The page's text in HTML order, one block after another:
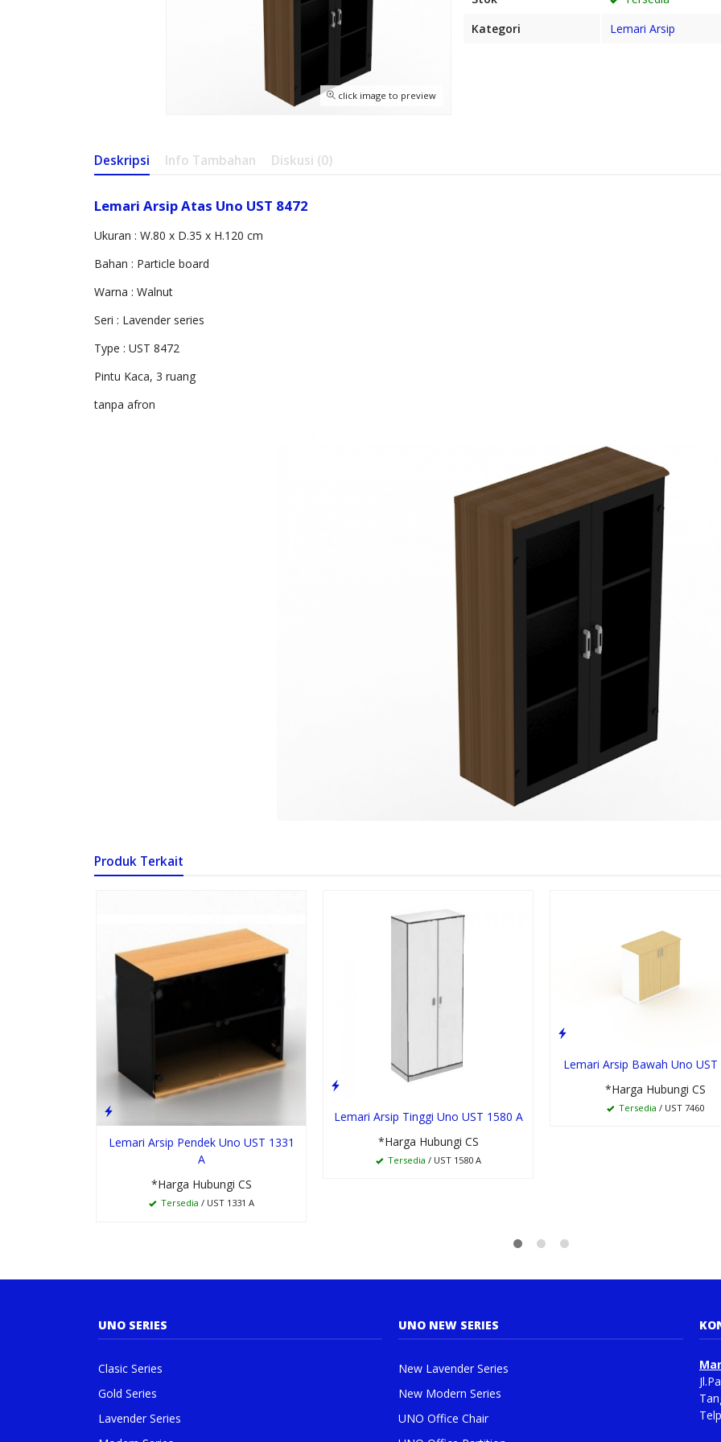
click image to preview
Kategori
Lemari Arsip
Deskripsi Info Tambahan Diskusi (0)
Lemari Arsip Atas Uno UST 8472
Ukuran : W.80 x D.35 x H.120 cm
Bahan : Particle board
Warna : Walnut
Seri : Lavender series
Type : UST 8472
Pintu Kaca, 3 ruang
tanpa afron
Produk Terkait
Lemari Arsip Pendek Uno UST 1331
A
*Harga Hubungi CS
Tersedia / UST 1331 A
Lemari Arsip Tinggi Uno UST 1580 A
*Harga Hubungi CS
Tersedia / UST 1580 A
Lemari Arsip Bawah Uno UST
*Harga Hubungi CS
Tersedia / UST 7460
UNO SERIES
Clasic Series
Gold Series
Lavender Series
UNO NEW SERIES
New Lavender Series
New Modern Series
UNO Office Chair